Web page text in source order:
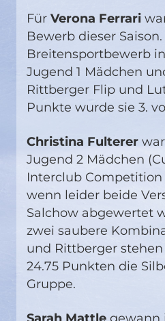
Für Verona Ferrari
Bewerb dieser
Breitensportbewerb
Jugend 1 Mädchen
Rittberger Flip und
Punkte wurde sie 3.
Christina Fulterer
Jugend 2 Mädchen
Interclub Competition
wenn leider beide
Salchow abgewertet
zwei saubere
und Rittberger
24.75 Punkten die
Gruppe.
Sarah Mattle gewann